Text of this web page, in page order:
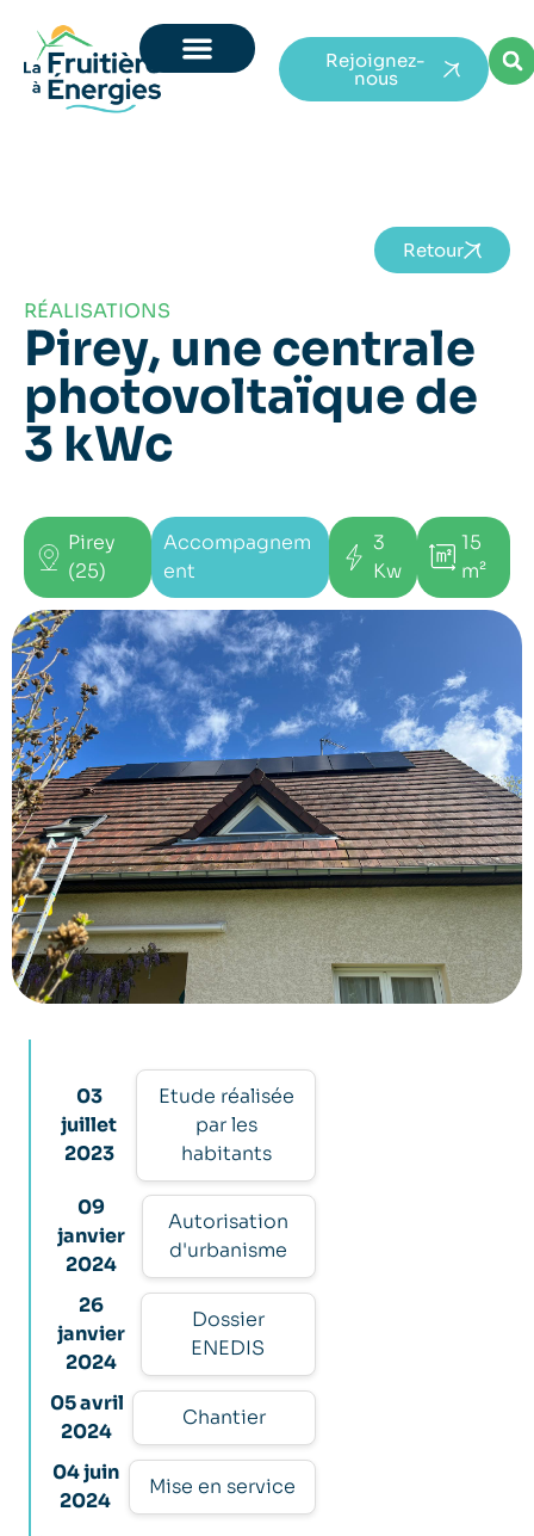
Rejoignez-
nous
RÉALISATIONS
Pirey, une centrale
photovoltaïque de
3 kWc
Retour
Pirey
(25)
Accompagnem
ent
3
Kw
15
m²
03
juillet
2023
Etude réalisée
par les
habitants
09
janvier
2024
Autorisation
d'urbanisme
26
janvier
2024
Dossier
ENEDIS
05 avril
2024
Chantier
04 juin
2024
Mise en service